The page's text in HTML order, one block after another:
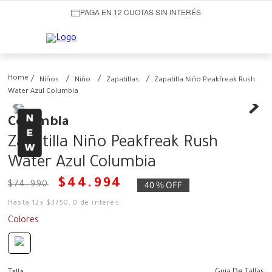
PAGA EN 12 CUOTAS SIN INTERÉS
Niños Niño Zapatillas
Zapatilla Niño Peakfreak Rush
Water Azul Columbia
Columbia
Zapatilla Niño Peakfreak Rush
Water Azul Columbia
$74.990 $ 44 . 994 40 %OFF
Hasta12 x $ 3750 ,0 de interés
Colores